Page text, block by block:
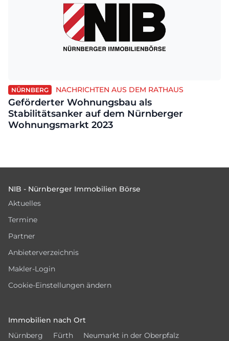
NÜRNBERG NACHRICHTEN AUS DEM RATHAUS
Geförderter Wohnungsbau als
Stabilitätsanker auf dem Nürnberger
Wohnungsmarkt 2023
NIB - Nürnberger Immobilien Börse
Aktuelles
Termine
Partner
Anbieterverzeichnis
Makler-Login
Cookie-Einstellungen ändern
Immobilien nach Ort
Nürnberg
Fürth Neumarkt in der Oberpfalz